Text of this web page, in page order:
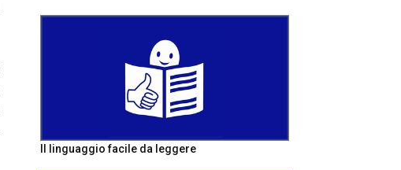
Il linguaggio facile da leggere